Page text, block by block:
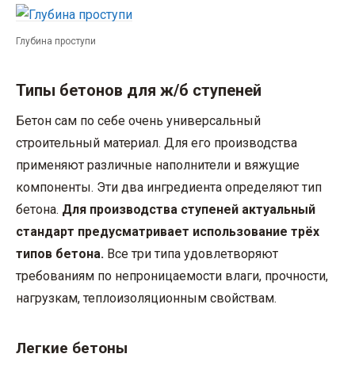
Глубина проступи
Типы бетонов для ж/б ступеней
Бетон сам по себе очень универсальный
строительный материал. Для его производства
применяют различные наполнители и вяжущие
компоненты. Эти два ингредиента определяют тип
бетона. Для производства ступеней актуальный
стандарт предусматривает использование трёх
типов бетона. Все три типа удовлетворяют
требованиям по непроницаемости влаги, прочности,
нагрузкам, теплоизоляционным свойствам.
Легкие бетоны